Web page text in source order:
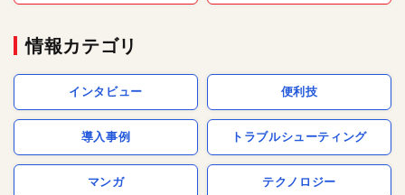
情報カテゴリ
インタビュー 便利技
導入事例 トラブルシューティング
マンガ テクノロジー